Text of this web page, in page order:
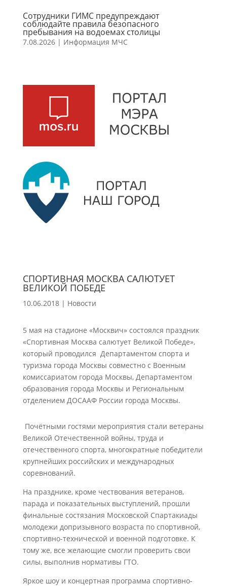
Сотрудники ГИМС предупреждают
соблюдайте правила безопасного
пребывания на водоемах столицы
7.08.2026| Информация МЧС
СПОРТИВНАЯ МОСКВА САЛЮТУЕТ
ВЕЛИКОЙ ПОБЕДЕ
10.06.2018| Новости
5 мая на стадионе «Москвич» состоялся праздник
«Спортивная Москва салютует Великой Победе»,
который проводился Департаментом спорта и
туризма города Москвы совместно с Военным
комиссариатом города Москвы, Департаментом
образования города Москвы и Региональным
отделением ДОСААФ России города Москвы.
Почётными гостями мероприятия стали ветераны
Великой Отечественной войны, труда и
отечественного спорта, многократные победители
крупнейших российских и международных
соревнований.
На празднике, кроме чествования ветеранов,
парада и показательных выступлений, прошли
финальные состязания Московской Спартакиады
молодежи допризывного возраста по спортивной,
спортивно-технической и военной подготовке. К
тому же, все желающие смогли проверить свои
силы, выполнив нормативы ГТО.
Яркое шоу и концертная программа спортивно-